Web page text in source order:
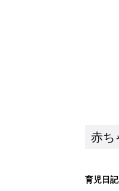
赤ち
育児日